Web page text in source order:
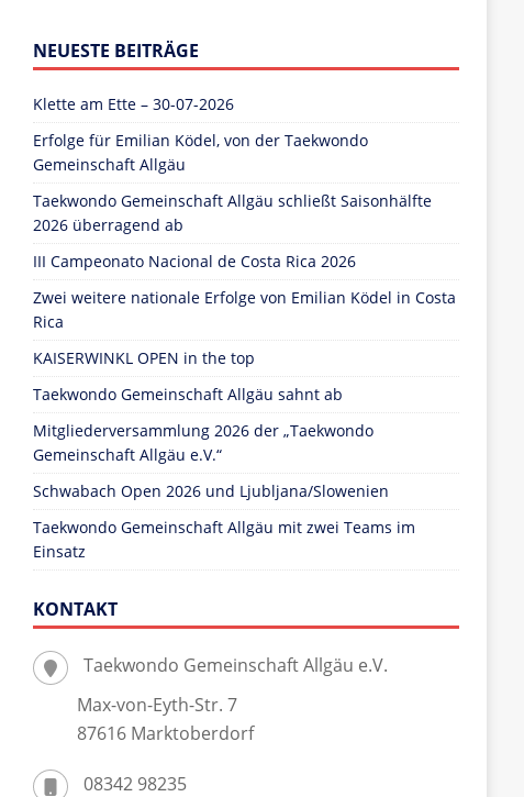
NEUESTE BEITRÄGE
Klette am Ette – 30-07-2026
Erfolge für Emilian Ködel, von der Taekwondo
Gemeinschaft Allgäu
Taekwondo Gemeinschaft Allgäu schließt Saisonhälfte
2026 überragend ab
III Campeonato Nacional de Costa Rica 2026
Zwei weitere nationale Erfolge von Emilian Ködel in Costa
Rica
KAISERWINKL OPEN in the top
Taekwondo Gemeinschaft Allgäu sahnt ab
Mitgliederversammlung 2026 der „Taekwondo
Gemeinschaft Allgäu e.V.“
Schwabach Open 2026 und Ljubljana/Slowenien
Taekwondo Gemeinschaft Allgäu mit zwei Teams im
Einsatz
KONTAKT
Taekwondo Gemeinschaft Allgäu e.V.
Max-von-Eyth-Str. 7
87616 Marktoberdorf
08342 98235